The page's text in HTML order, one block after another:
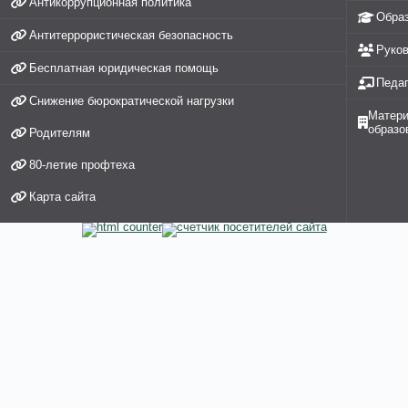
Антитеррористическая безопасность
Бесплатная юридическая помощь
Снижение бюрократической нагрузки
Родителям
80-летие профтеха
Карта сайта